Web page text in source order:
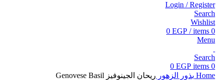
Login / Register
Search
Wishlist
0
items
/
0 EGP
Menu
Search
0
items
0 EGP
Home بذور الزهور ريحان الجينوفيز Genovese Basil